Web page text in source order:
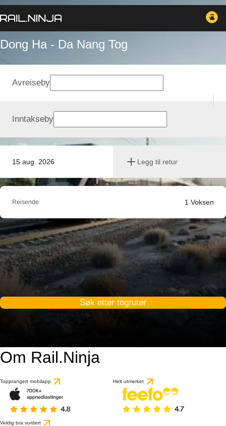
Dong Ha - Da Nang Tog
15 aug. 2026 Legg til retur
Avreiseby
Inntakseby
Reisende 1 Voksen
Søk etter togruter
Om Rail.Ninja
Topprangert mobilapp Helt utmerket
Veldig bra vurdert